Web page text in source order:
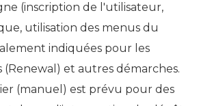
(inscription de l'utilisateur,
utilisation des menus du
indiquées pour les
et autres démarches.
(manuel) est prévu pour des